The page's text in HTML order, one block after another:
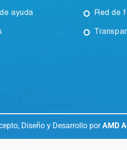
ayuda Red de
Diseño y Desarrollo porAMD